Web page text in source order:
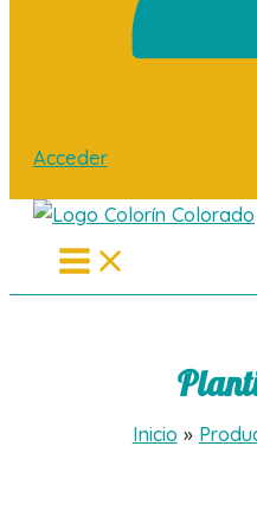
Acceder
Main
Menu
Inicio